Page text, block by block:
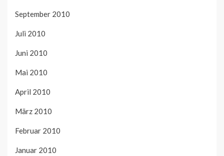
September 2010
Juli 2010
Juni 2010
Mai 2010
April 2010
März 2010
Februar 2010
Januar 2010